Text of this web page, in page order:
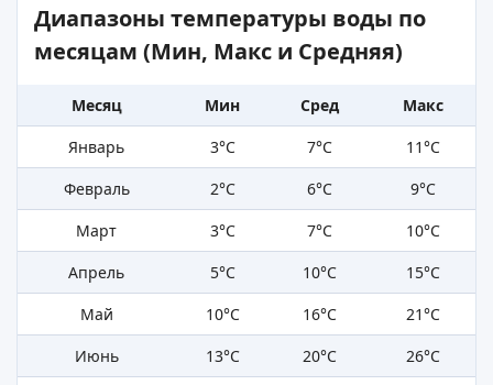
Диапазоны температуры воды по
месяцам (Мин, Макс и Средняя)
Месяц Мин Сред
Макс
Январь
3°C 7°C
11°C
Февраль
2°C 6°C
9°C
Март
3°C 7°C
10°C
Апрель
5°C 10°C
15°C
Май
10°C 16°C
21°C
Июнь
13°C 20°C
26°C